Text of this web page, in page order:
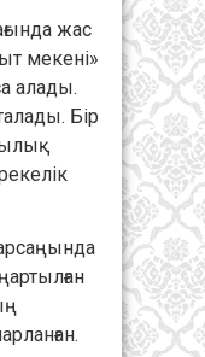
жас
мекені»
алады.
Бір